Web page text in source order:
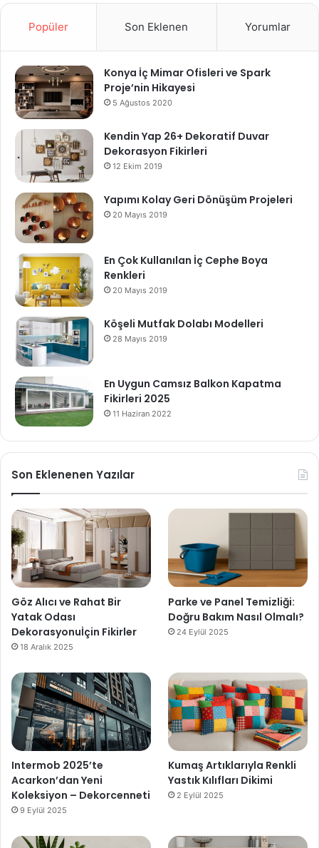
Popüler Son Eklenen Yorumlar
Konya İç Mimar Ofisleri ve Spark
Proje’nin Hikayesi
5 Ağustos 2020
Kendin Yap 26+ Dekoratif Duvar
Dekorasyon Fikirleri
12 Ekim 2019
Yapımı Kolay Geri Dönüşüm Projeleri
20 Mayıs 2019
En Çok Kullanılan İç Cephe Boya
Renkleri
20 Mayıs 2019
Köşeli Mutfak Dolabı Modelleri
28 Mayıs 2019
En Uygun Camsız Balkon Kapatma
Fikirleri 2025
11 Haziran 2022
Son Eklenenen Yazılar
Göz Alıcı ve Rahat Bir
Yatak Odası
Dekorasyonuİçin Fikirler
18 Aralık 2025
Parke ve Panel Temizliği:
Doğru Bakım Nasıl Olmalı?
24 Eylül 2025
Intermob 2025’te
Acarkon’dan Yeni
Koleksiyon – Dekorcenneti
9 Eylül 2025
Kumaş Artıklarıyla Renkli
Yastık Kılıfları Dikimi
2 Eylül 2025